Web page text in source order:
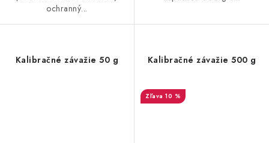
ochranný...
Kalibračné závažie 50 g Kalibračné závažie 500 g
10 %